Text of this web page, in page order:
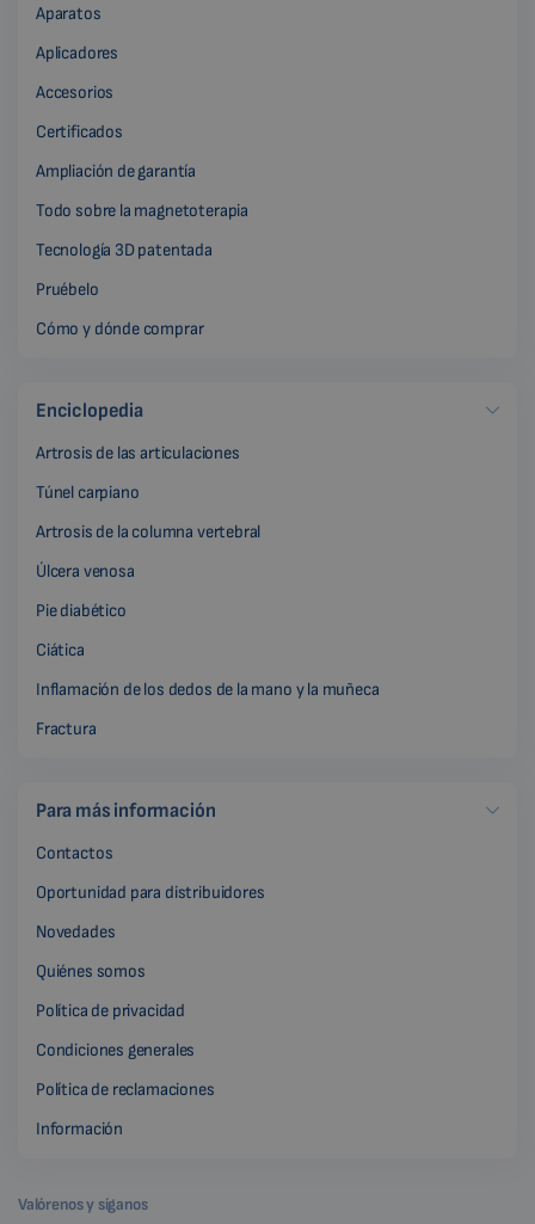
Aparatos
Aplicadores
Accesorios
Certificados
Ampliación de garantía
Todo sobre la magnetoterapia
Tecnología 3D patentada
Pruébelo
Cómo y dónde comprar
Enciclopedia
Artrosis de las articulaciones
Túnel carpiano
Artrosis de la columna vertebral
Úlcera venosa
Pie diabético
Ciática
Inflamación de los dedos de la mano y la muñeca
Fractura
Para más información
Contactos
Oportunidad para distribuidores
Novedades
Quiénes somos
Política de privacidad
Condiciones generales
Política de reclamaciones
Información
Valórenos y síganos